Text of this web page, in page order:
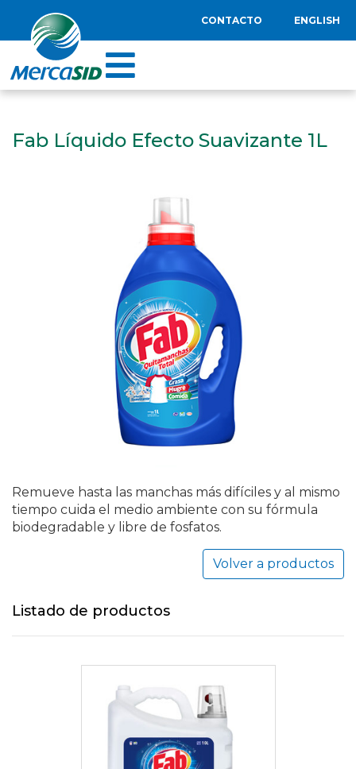
CONTACTO ENGLISH
Fab Líquido Efecto Suavizante 1L
Remueve hasta las manchas más difíciles y al mismo
tiempo cuida el medio ambiente con su fórmula
biodegradable y libre de fosfatos.
Volver a productos
Listado de productos